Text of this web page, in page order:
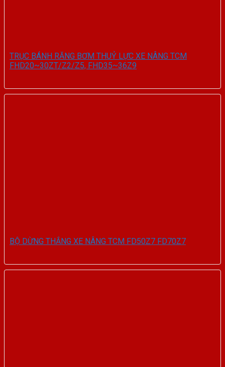
TRỤC BÁNH RĂNG BƠM THUỶ LỰC XE NÂNG TCM
FHD20~30ZT/Z2/Z5, FHD35~36Z9
BỘ DỪNG THẮNG XE NÂNG TCM FD50Z7 FD70Z7